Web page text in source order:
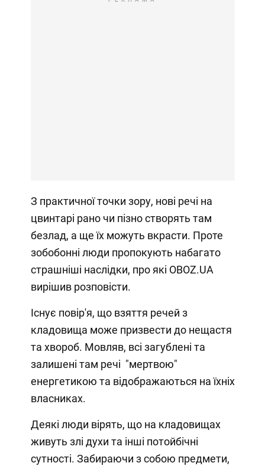
З практичної точки зору, нові речі на
цвинтарі рано чи пізно створять там
безлад, а ще їх можуть вкрасти. Проте
зобобонні люди пропокують набагато
страшніші наслідки, про які OBOZ.UA
вирішив розповісти.
Існує повір'я, що взяття речей з
кладовища може призвести до нещастя
та хвороб. Мовляв, всі загублені та
залишені там речі "мертвою"
енергетикою та відображаються на їхніх
власниках.
Деякі люди вірять, що на кладовищах
живуть злі духи та інші потойбічні
сутності. Забираючи з собою предмети,